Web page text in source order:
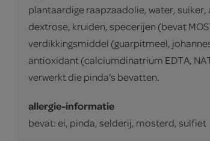
plantaardige raapzaadolie, water,
dextrose, kruiden, specerijen (bevat
verdikkingsmiddel (guarpitmeel,
antioxidant (calciumdinatrium EDTA,
verwerkt die pinda’s bevatten.
allergie-informatie
bevat: ei, pinda, selderij, mosterd, sulfiet